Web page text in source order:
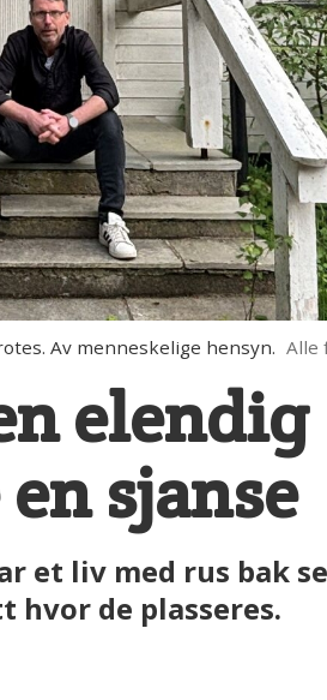
Av menneskelige hensyn. Alle
elendig
sjanse
et liv med rus bak
hvor de plasseres.